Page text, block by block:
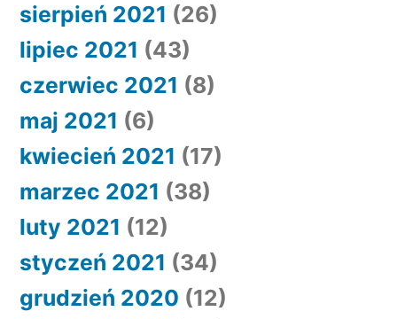
sierpień 2021 (26)
lipiec 2021 (43)
czerwiec 2021 (8)
maj 2021 (6)
kwiecień 2021 (17)
marzec 2021 (38)
luty 2021 (12)
styczeń 2021 (34)
grudzień 2020 (12)